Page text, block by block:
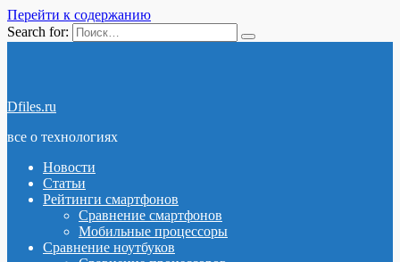
Перейти к содержанию
Search for:
Dfiles.ru
все о технологиях
Новости
Статьи
Рейтинги смартфонов
Сравнение смартфонов
Мобильные процессоры
Сравнение ноутбуков